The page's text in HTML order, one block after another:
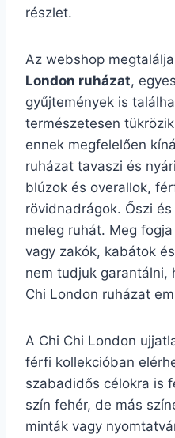
részlet.
Az webshop
London ruházat,
gyűjtemények is
természetesen
ennek megfelelően
ruházat tavaszi és
blúzok és overallok,
rövidnadrágok. Őszi
meleg ruhát. Meg
vagy zakók, kabátok
nem tudjuk garantálni,
Chi London ruházat
A Chi Chi London
férfi kollekcióban
szabadidős célokra is
szín fehér, de más
minták vagy